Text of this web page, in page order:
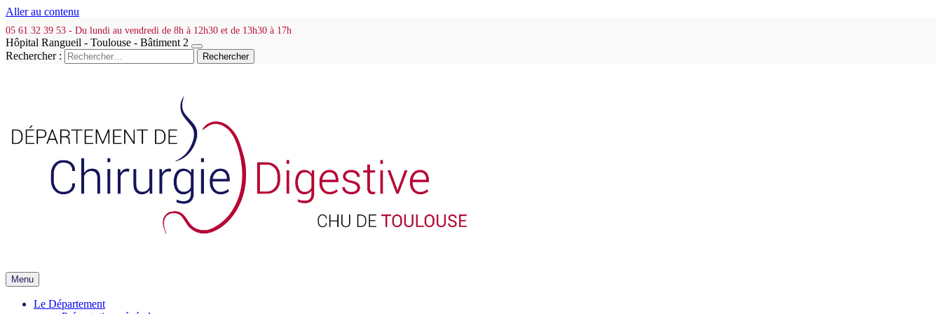
Aller au contenu
05 61 32 39 53 - Du lundi au vendredi de 8h à 12h30 et de 13h30 à 17h
Hôpital Rangueil - Toulouse - Bâtiment 2
Rechercher :
Menu
Le Département